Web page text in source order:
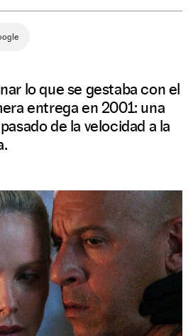
lo que se gestaba con el
entrega en 2001: una
de la velocidad a la